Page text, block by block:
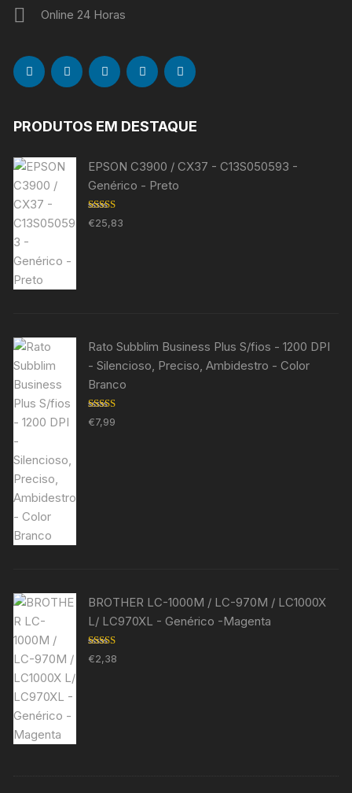
Online 24 Horas
PRODUTOS EM DESTAQUE
EPSON C3900 / CX37 - C13S050593 -
Genérico - Preto
Avaliação
5.00de 5
€25,83
Rato Subblim Business Plus S/fios - 1200 DPI
- Silencioso, Preciso, Ambidestro - Color
Branco
Avaliação
5.00de 5
€7,99
BROTHER LC-1000M / LC-970M / LC1000X
L/ LC970XL - Genérico -Magenta
Avaliação
5.00de 5
€2,38